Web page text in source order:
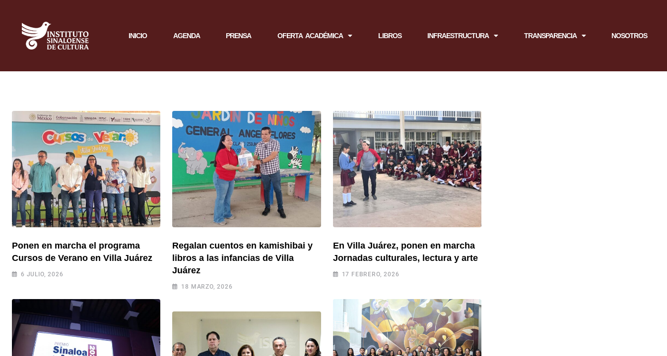
INICIO AGENDA PRENSA OFERTA ACADÉMICA LIBROS INFRAESTRUCTURA TRANSPARENCIA NOSOTROS
Ponen en marcha el programa
Cursos de Verano en Villa Juárez
6 JULIO, 2026
Regalan cuentos en kamishibai y
libros a las infancias de Villa
Juárez
18 MARZO, 2026
En Villa Juárez, ponen en marcha
Jornadas culturales, lectura y arte
17 FEBRERO, 2026